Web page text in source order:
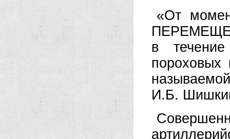
«От
в течение
пороховых
И.Б.